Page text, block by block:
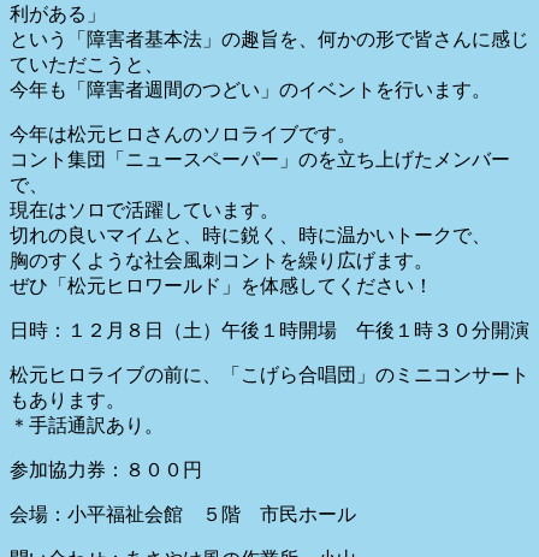
利がある」
という「障害者基本法」の趣旨を、何かの形で皆さんに感じ
ていただこうと、
今年も「障害者週間のつどい」のイベントを行います。
今年は松元ヒロさんのソロライブです。
コント集団「ニュースペーパー」のを立ち上げたメンバー
で、
現在はソロで活躍しています。
切れの良いマイムと、時に鋭く、時に温かいトークで、
胸のすくような社会風刺コントを繰り広げます。
ぜひ「松元ヒロワールド」を体感してください！
日時：１２月８日（土） 午後１時開場 午後１時３０分開演
松元ヒロライブの前に、「こげら合唱団」のミニコンサート
もあります。
＊手話通訳あり。
参加協力券：８００円
会場：小平福祉会館 ５階 市民ホール